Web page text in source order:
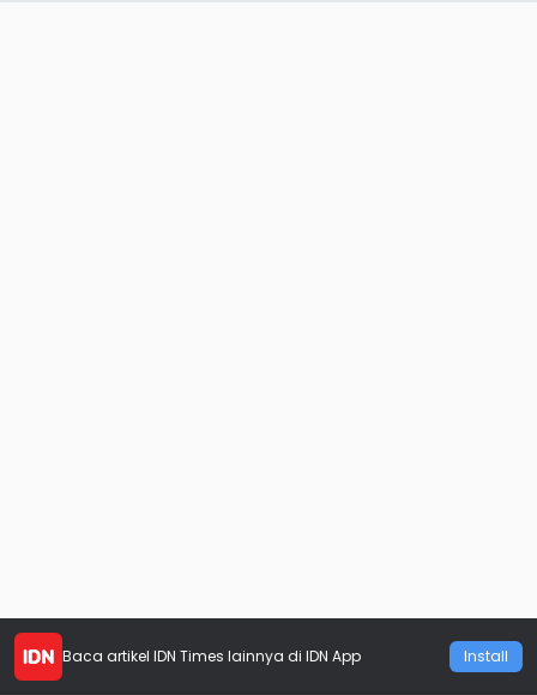
Baca artikel IDN Times lainnya di IDN App Install